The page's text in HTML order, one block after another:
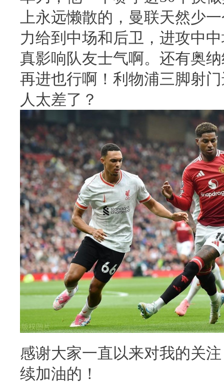
上永远懒散的，曼联天然少
力给到中场和后卫，进攻中
真影响队友士气啊。还有奥
再进也行啊！利物浦三脚射
人太差了？
感谢大家一直以来对我的关
续加油的！